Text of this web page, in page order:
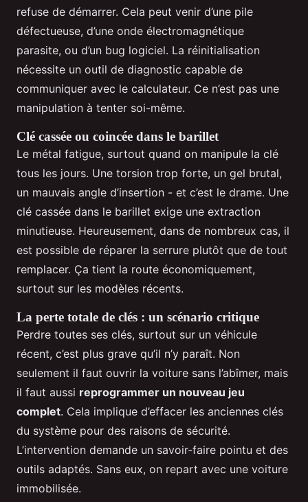
refuse de démarrer. Cela peut venir d’une pile
défectueuse, d’une onde électromagnétique
parasite, ou d’un bug logiciel. La réinitialisation
nécessite un outil de diagnostic capable de
communiquer avec le calculateur. Ce n’est pas une
manipulation à tenter soi-même.
Clé cassée ou coincée dans le barillet
Le métal fatigue, surtout quand on manipule la clé
tous les jours. Une torsion trop forte, un gel brutal,
un mauvais angle d’insertion - et c’est le drame. Une
clé cassée dans le barillet exige une extraction
minutieuse. Heureusement, dans de nombreux cas, il
est possible de réparer la serrure plutôt que de tout
remplacer. Ça tient la route économiquement,
surtout sur les modèles récents.
La perte totale de clés : un scénario critique
Perdre toutes ses clés, surtout sur un véhicule
récent, c’est plus grave qu’il n’y paraît. Non
seulement il faut ouvrir la voiture sans l’abîmer, mais
il faut aussi reprogrammer un nouveau jeu
complet. Cela implique d’effacer les anciennes clés
du système pour des raisons de sécurité.
L’intervention demande un savoir-faire pointu et des
outils adaptés. Sans eux, on repart avec une voiture
immobilisée.